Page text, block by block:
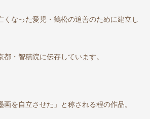
くなった愛児・鶴松の追善のために建立し
・智積院に伝存しています。
画を自立させた」と称される程の作品。